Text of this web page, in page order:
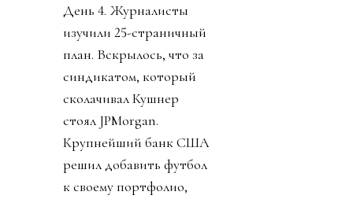
День 4. Журналисты
изучили 25-страничный
план. Вскрылось, что за
синдикатом, который
сколачивал Кушнер
стоял JPMorgan.
Крупнейший банк США
решил добавить футбол
к своему портфолио,